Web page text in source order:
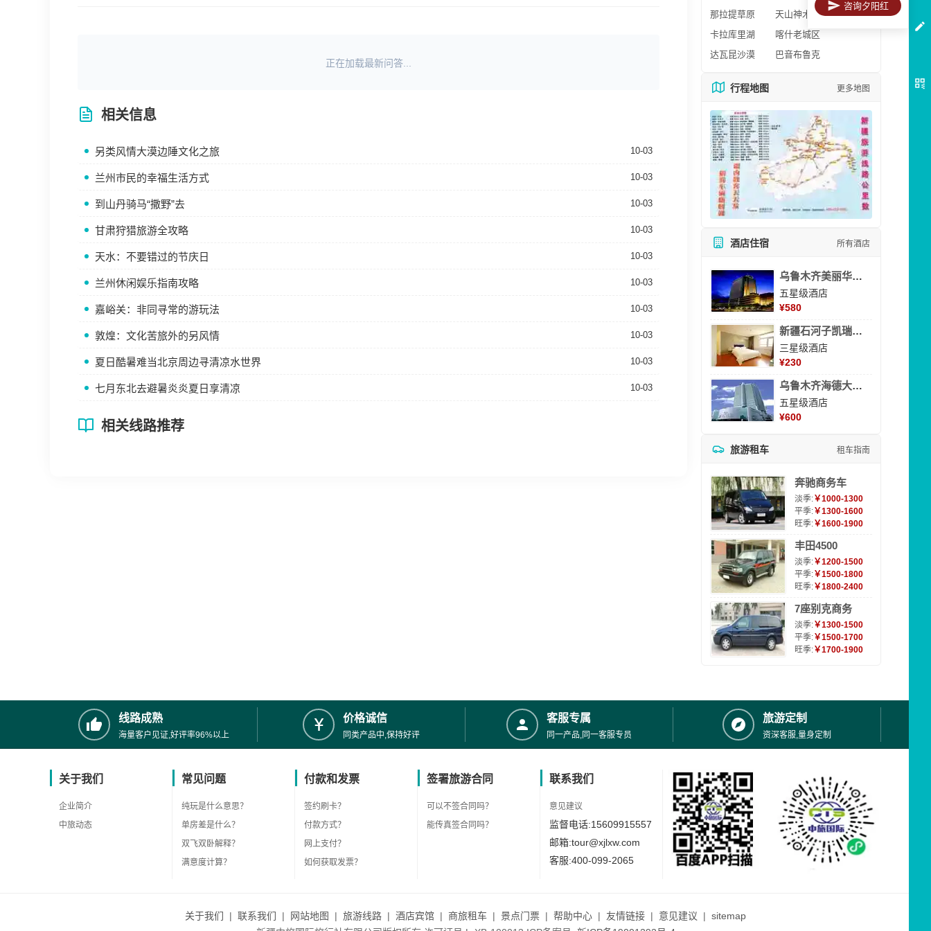
正在加载最新问答...
相关信息
另类风情大漠边陲文化之旅 10-03
兰州市民的幸福生活方式 10-03
到山丹骑马“撒野”去 10-03
甘肃狩猎旅游全攻略 10-03
天水：不要错过的节庆日 10-03
兰州休闲娱乐指南攻略 10-03
嘉峪关：非同寻常的游玩法 10-03
敦煌：文化苦旅外的另风情 10-03
夏日酷暑难当北京周边寻清凉水世界 10-03
七月东北去避暑炎炎夏日享清凉 10-03
相关线路推荐
那拉提草原
天山神木园
卡拉库里湖
喀什老城区
达瓦昆沙漠
巴音布鲁克
行程地图 更多地图
酒店住宿 所有酒店
乌鲁木齐美丽华大酒
五星级酒店
¥580
新疆石河子凯瑞酒店
三星级酒店
¥230
乌鲁木齐海德大酒店
五星级酒店
¥600
旅游租车 租车指南
奔驰商务车
淡季:￥1000-1300
平季:￥1300-1600
旺季:￥1600-1900
丰田4500
淡季:￥1200-1500
平季:￥1500-1800
旺季:￥1800-2400
7座别克商务
淡季:￥1300-1500
平季:￥1500-1700
旺季:￥1700-1900
线路成熟
海量客户见证,好评率96%以上
价格诚信
同类产品中,保持好评
客服专属
同一产品,同一客服专员
旅游定制
资深客服,量身定制
关于我们
企业简介
中旅动态
常见问题
纯玩是什么意思？
单房差是什么？
双飞双卧解释？
满意度计算？
付款和发票
签约刷卡？
付款方式？
网上支付？
如何获取发票？
签署旅游合同
可以不签合同吗？
能传真签合同吗？
联系我们
意见建议
监督电话:15609915557
邮箱:tour@xjlxw.com
客服:400-099-2065
关于我们 | 联系我们 | 网站地图 | 旅游线路 | 酒店宾馆 | 商旅租车 | 景点门票 | 帮助中心 | 友情链接 | 意见建议 | sitemap
咨询夕阳红